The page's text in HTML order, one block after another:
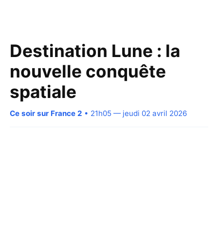
Destination Lune : la
nouvelle conquête
spatiale
Ce soir sur France 2 • 21h05 — jeudi 02 avril 2026